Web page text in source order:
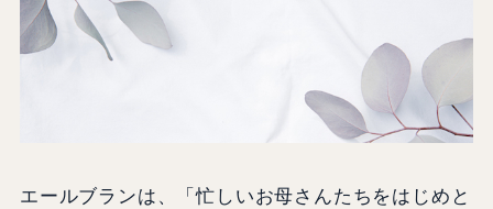
エールブランは、「忙しいお母さんたちをはじめと